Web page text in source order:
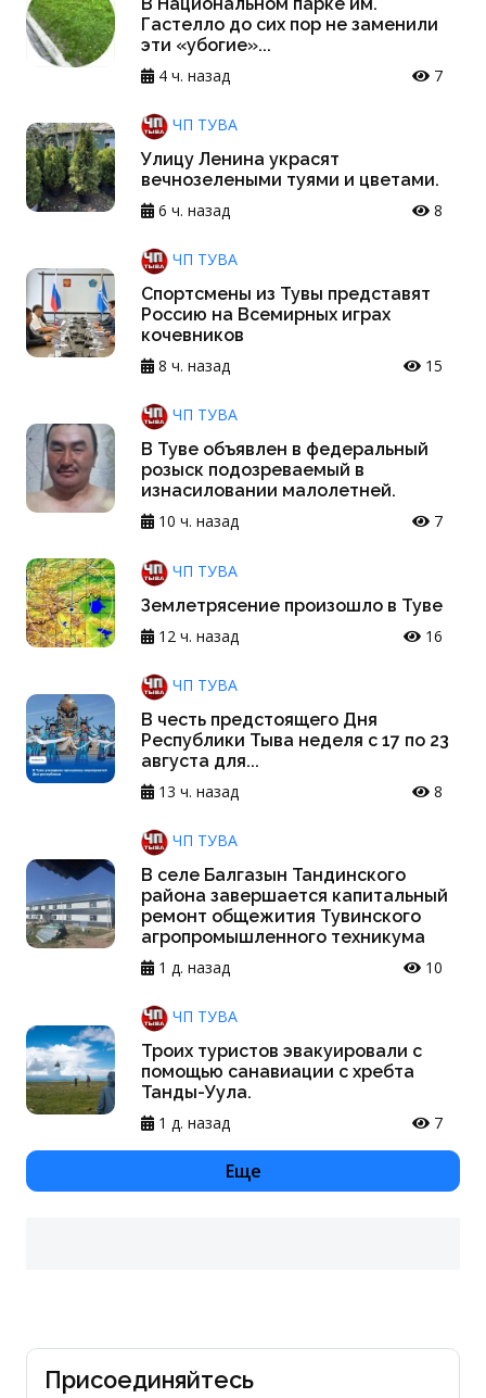
Гастелло до сих пор не заменили
эти «убогие»...
4 ч. назад
7
ЧП ТУВА
Улицу Ленина украсят
вечнозелеными туями и цветами.
6 ч. назад
8
ЧП ТУВА
Спортсмены из Тувы представят
Россию на Всемирных играх
кочевников
8 ч. назад
15
ЧП ТУВА
В Туве объявлен в федеральный
розыск подозреваемый в
изнасиловании малолетней.
10 ч. назад
7
ЧП ТУВА
Землетрясение произошло в Туве
12 ч. назад
16
ЧП ТУВА
В честь предстоящего Дня
Республики Тыва неделя с 17 по 23
августа для...
13 ч. назад
8
ЧП ТУВА
В селе Балгазын Тандинского
района завершается капитальный
ремонт общежития Тувинского
агропромышленного техникума
1 д. назад
10
ЧП ТУВА
Троих туристов эвакуировали с
помощью санавиации с хребта
Танды-Уула.
1 д. назад
7
Еще
Присоединяйтесь